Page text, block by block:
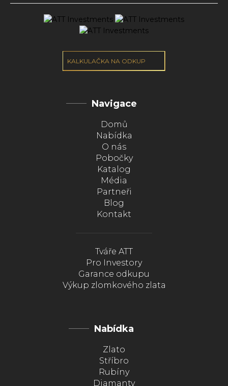
KALKULAČKA NA ODKUP
Navigace
Domů
Nabídka
O nás
Pobočky
Katalog
Média
Partneři
Blog
Kontakt
Tváře ATT
Pro Investory
Garance odkupu
Výkup zlomkového zlata
Nabídka
Zlato
Stříbro
Rubíny
Diamanty